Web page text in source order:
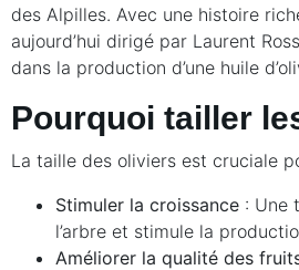
des Alpilles. Avec une histoire
aujourd’hui dirigé par Laurent
dans la production d’une huile
Pourquoi tailler
La taille des oliviers est cruciale
Stimuler la croissance : Une
l’arbre et stimule la
Améliorer la qualité des